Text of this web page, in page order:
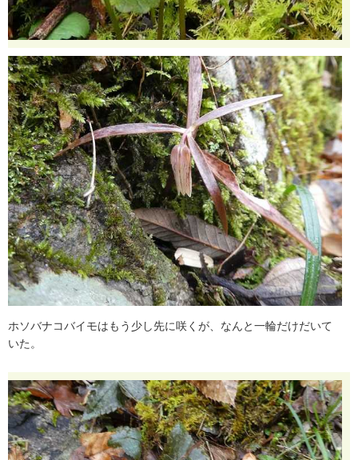
ホソバナコバイモはも う 少し先に咲く が、 なんと一輪だけだいて
いた。